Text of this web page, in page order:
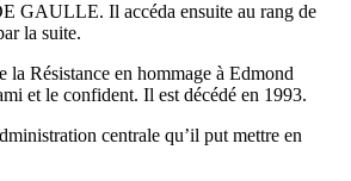
GAULLE. Il accéda ensuite au rang de
la suite.
Résistance en hommage à Edmond
et le confident. Il est décédé en 1993.
centrale qu’il put mettre en